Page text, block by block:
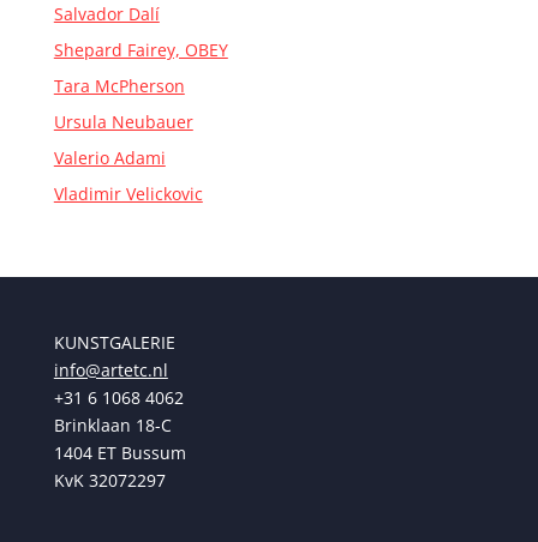
Salvador Dalí
Shepard Fairey, OBEY
Tara McPherson
Ursula Neubauer
Valerio Adami
Vladimir Velickovic
KUNSTGALERIE
info@artetc.nl
+31 6 1068 4062
Brinklaan 18-C
1404 ET Bussum
KvK 32072297